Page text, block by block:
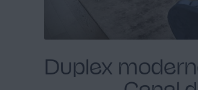
Duplex